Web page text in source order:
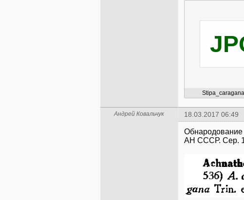
Андрей Ковальчук 18.03.2017 06:49
Обнародование
АН СССР. Сер.